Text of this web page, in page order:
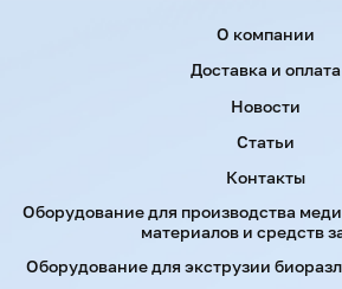
Оборудование для производства
материалов и средств
Оборудование для экструзии
О компании
Доставка и оплата
Новости
Статьи
Контакты